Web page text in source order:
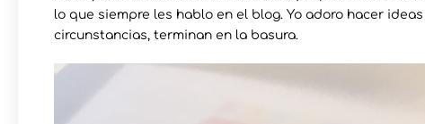
lo que siempre les hablo en el blog. Yo adoro hacer
circunstancias, terminan en la basura.